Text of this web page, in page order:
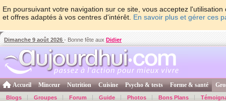
En poursuivant votre navigation sur ce site, vous acceptez
et offres adaptés à vos centres d'intérêt. En savoir plus et gérer ces
Dimanche 9 août 2026 - Bonne fête aux Didier
Accueil Minceur Nutrition Cuisine Psycho & tests Forme & santé
Blogs Groupes Forum Guide Photos Bons Plans